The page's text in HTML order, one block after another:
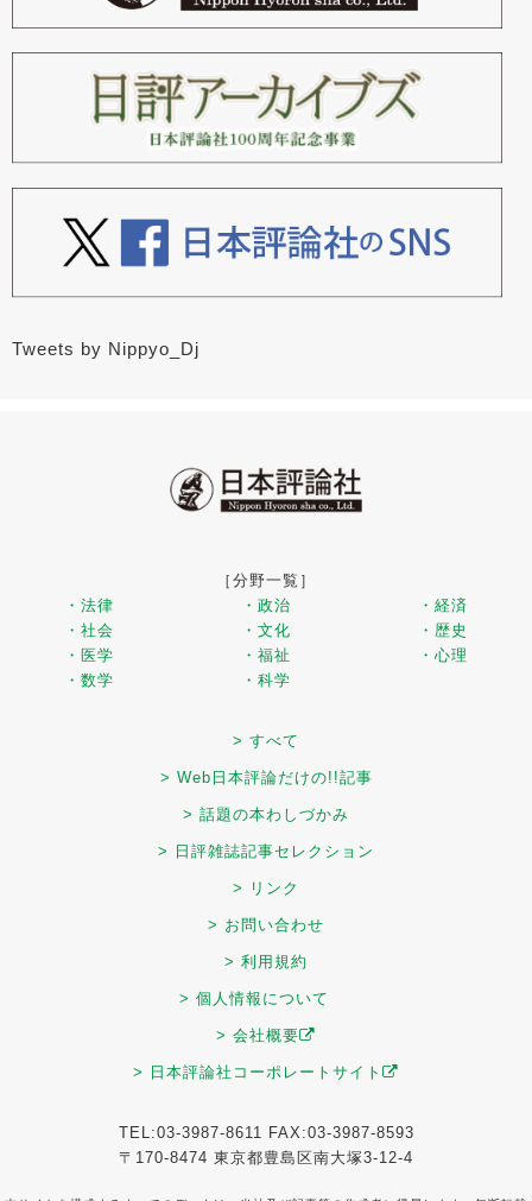
Tweets by Nippyo_Dj
［分野一覧］
・法律
・政治
・経済
・社会
・文化
・歴史
・医学
・福祉
・心理
・数学
・科学
> すべて
> Web日本評論だけの!!記事
> 話題の本わしづかみ
> 日評雑誌記事セレクション
> リンク
> お問い合わせ
> 利用規約
> 個人情報について
> 会社概要
> 日本評論社コーポレートサイト
TEL:03-3987-8611 FAX:03-3987-8593
〒170-8474 東京都豊島区南大塚3-12-4